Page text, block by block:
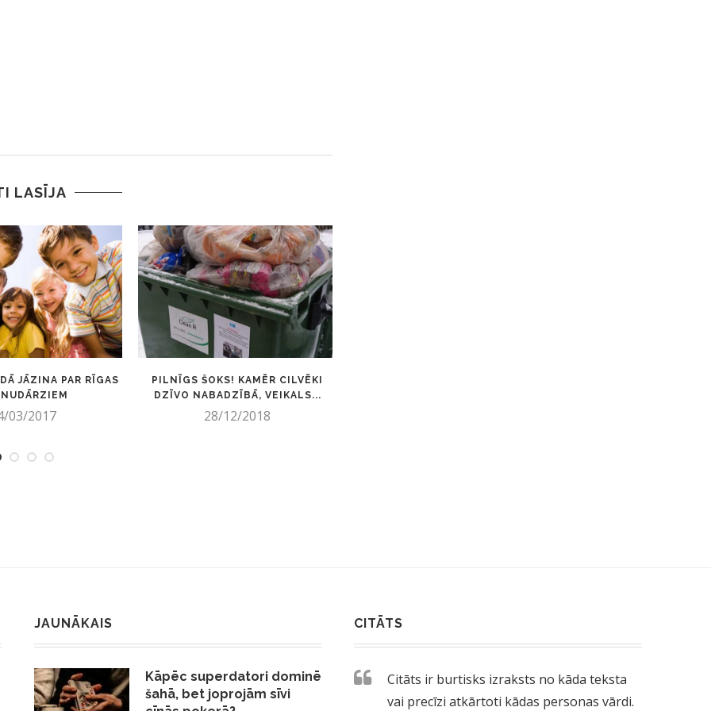
LASĪJA
JĀZINA PAR RĪGAS
03/2017
PILNĪGS ŠOKS! KAMĒR CILVĒKI
DZĪVO NABADZĪBĀ, VEIKALS...
28/12/2018
JAUNĀKAIS
Kāpēc superdatori dominē
šahā, bet joprojām sīvi
CITĀTS
Citāts ir burtisks izraksts no kāda teksta
vai precīzi atkārtoti kādas personas vārdi.